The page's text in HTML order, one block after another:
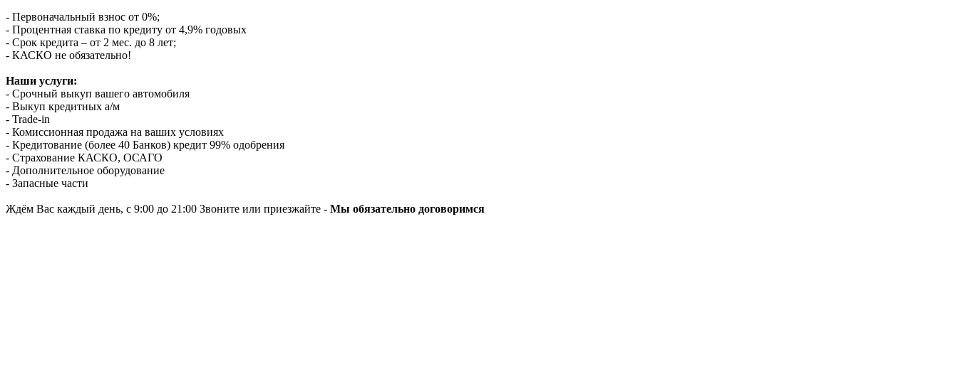
- Первоначальный взнос от 0%;
- Процентная ставка по кредиту от 4,9% годовых
- Срок кредита – от 2 мес. до 8 лет;
- КАСКО не обязательно!
Наши услуги:
- Срочный выкуп вашего автомобиля
- Выкуп кредитных а/м
- Trade-in
- Комиссионная продажа на ваших условиях
- Кредитование (более 40 Банков) кредит 99% одобрения
- Страхование КАСКО, ОСАГО
- Дополнительное оборудование
- Запасные части
Ждём Вас каждый день, с 9:00 до 21:00 Звоните или приезжайте - Мы обязательно договоримся